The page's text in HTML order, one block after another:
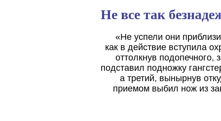
Не все так
«Не успели они
как в действие вступила
оттолкнув подопечного,
подставил подножку
а третий, вынырнув
приемом выбил нож из